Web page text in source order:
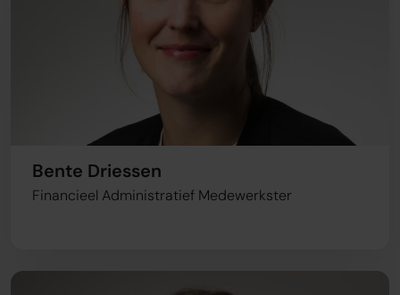
Bente Driessen
Financieel Administratief Medewerkster